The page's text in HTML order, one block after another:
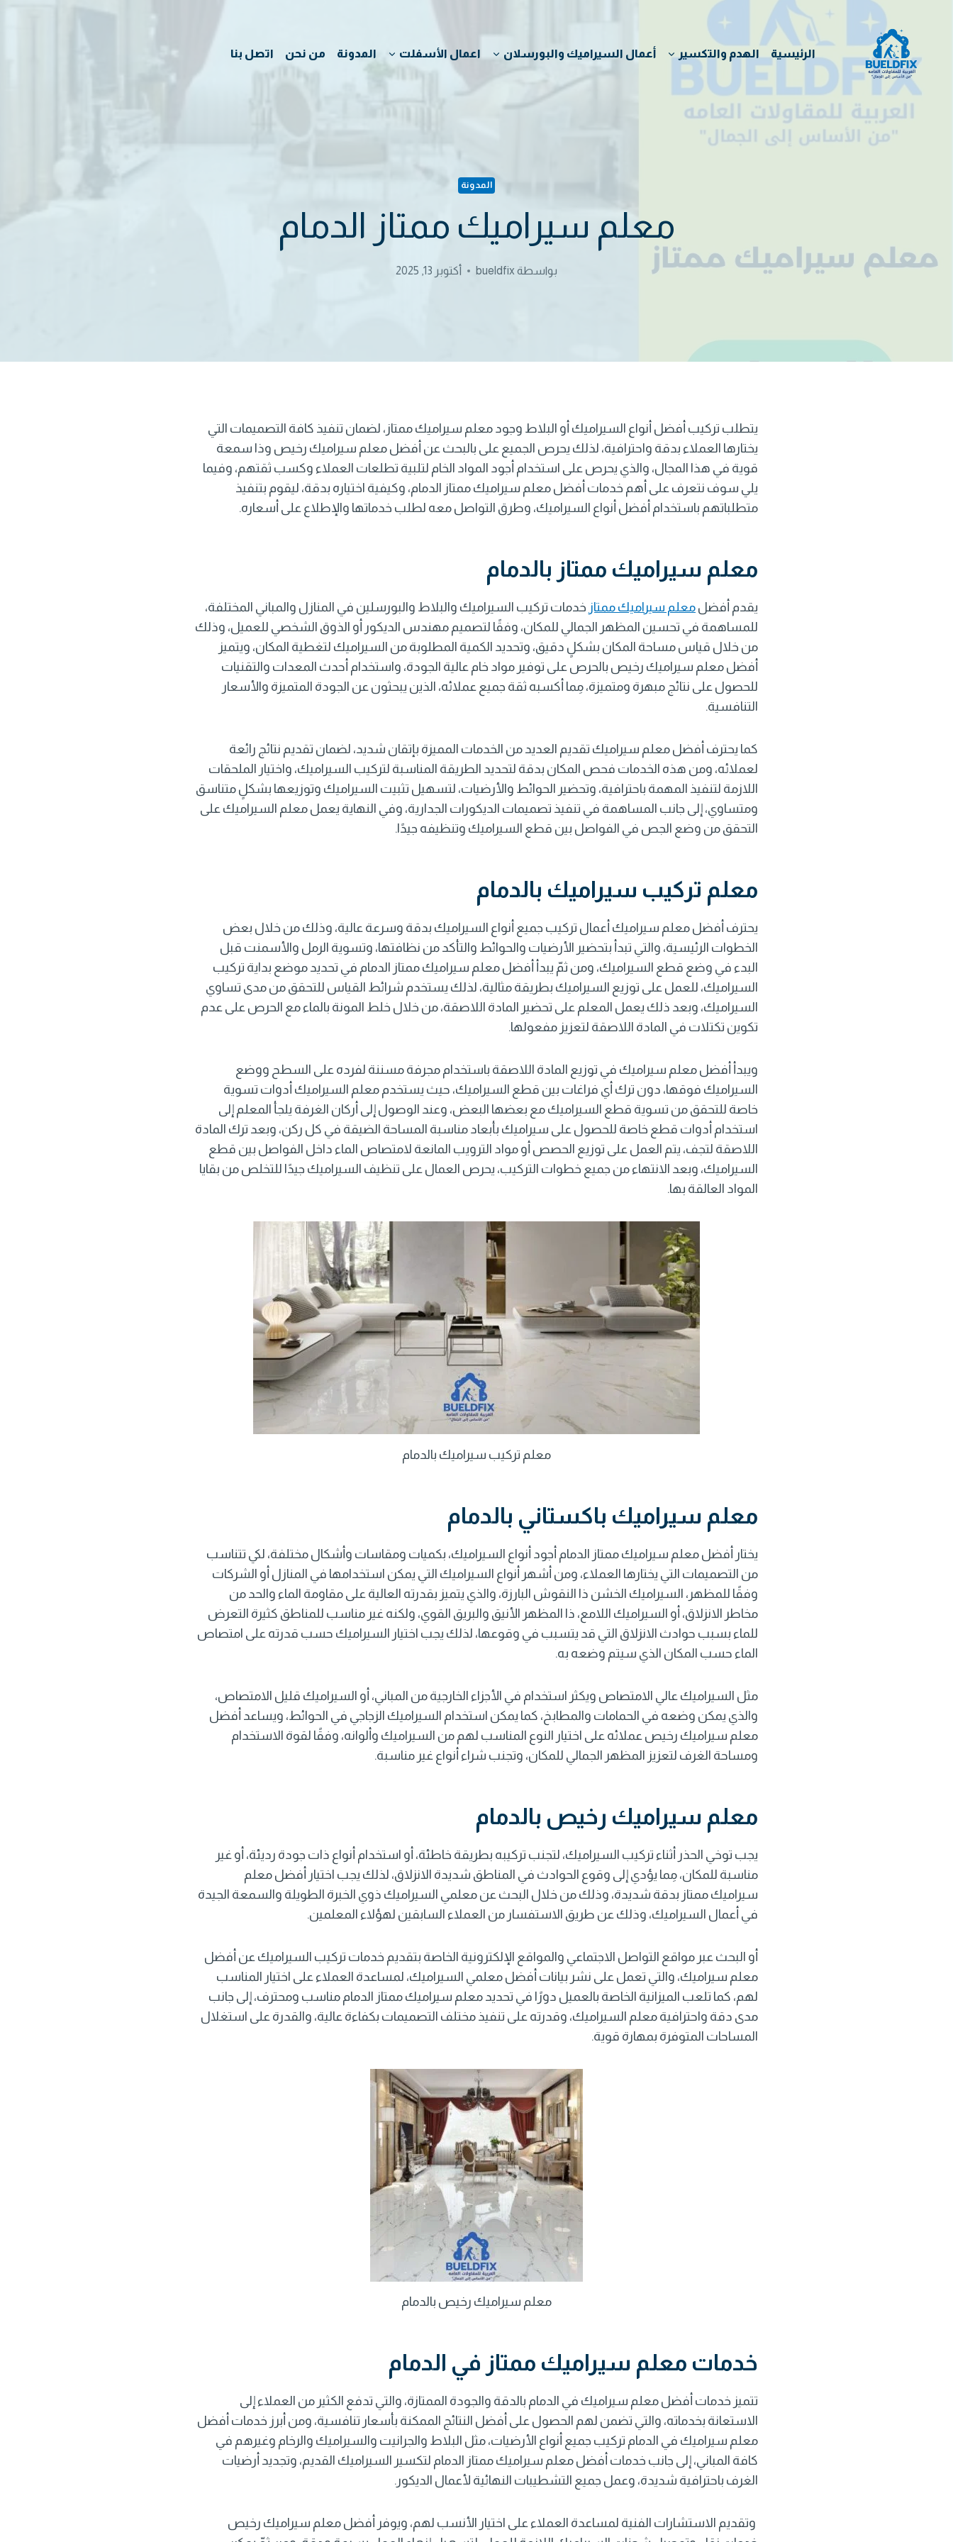
الرئيسية الهدم والتكسير أعمال السيراميك والبورسلان اعمال الأسفلت المدونة من نحن اتصل بنا
المدونة
معلم سيراميك ممتاز الدمام
بواسطة bueldfix أكتوبر 13, 2025
يتطلب تركيب أفضل أنواع السيراميك أو البلاط وجود معلم سيراميك ممتاز ، لضمان تنفيذ كافة التصميمات التي
يختارها العملاء بدقة واحترافية، لذلك يحرص الجميع على بالبحث عن أفضل معلم سيراميك رخيص وذا سمعة
قوية في هذا المجال، والذي يحرص على استخدام أجود المواد الخام لتلبية تطلعات العملاء وكسب ثقتهم، وفيما
يلي سوف نتعرف على أهم خدمات أفضل معلم سيراميك ممتاز الدمام، وكيفية اختياره بدقة، ليقوم بتنفيذ
متطلباتهم باستخدام أفضل أنواع السيراميك، وطرق التواصل معه لطلب خدماتها والإطلاع على أسعاره.
معلم سيراميك ممتاز بالدمام
يقدم أفضل معلم سيراميك ممتاز خدمات تركيب السيراميك والبلاط والبورسلين في المنازل والمباني المختلفة،
للمساهمة في تحسين المظهر الجمالي للمكان، وفقًا لتصميم مهندس الديكور أو الذوق الشخصي للعميل، وذلك
من خلال قياس مساحة المكان بشكلٍ دقيق، وتحديد الكمية المطلوبة من السيراميك لتغطية المكان، ويتميز
أفضل معلم سيراميك رخيص بالحرص على توفير مواد خام عالية الجودة، واستخدام أحدث المعدات والتقنيات
للحصول على نتائج مبهرة ومتميزة، مِما أكسبه ثقة جميع عملائه، الذين يبحثون عن الجودة المتميزة والأسعار
التنافسية.
كما يحترف أفضل معلم سيراميك تقديم العديد من الخدمات المميزة بإتقان شديد، لضمان تقديم نتائج رائعة
لعملائه، ومن هذه الخدمات فحص المكان بدقة لتحديد الطريقة المناسبة لتركيب السيراميك، واختيار الملحقات
اللازمة لتنفيذ المهمة باحترافية، وتحضير الحوائط والأرضيات، لتسهيل تثبيت السيراميك وتوزيعها بشكلٍ متناسق
ومتساوي، إلى جانب المساهمة في تنفيذ تصميمات الديكورات الجدارية، وفي النهاية يعمل معلم السيراميك على
التحقق من وضع الجص في الفواصل بين قطع السيراميك وتنظيفه جيدًا.
معلم تركيب سيراميك بالدمام
يحترف أفضل معلم سيراميك أعمال تركيب جميع أنواع السيراميك بدقة وسرعة عالية، وذلك من خلال بعض
الخطوات الرئيسية، والتي تبدأ بتحضير الأرضيات والحوائط والتأكد من نظافتها، وتسوية الرمل والأسمنت قبل
البدء في وضع قطع السيراميك، ومن ثمّ يبدأ أفضل معلم سيراميك ممتاز الدمام في تحديد موضع بداية تركيب
السيراميك، للعمل على توزيع السيراميك بطريقة مثالية، لذلك يستخدم شرائط القياس للتحقق من مدى تساوي
السيراميك، وبعد ذلك يعمل المعلم على تحضير المادة اللاصقة، من خلال خلط المونة بالماء مع الحرص على عدم
تكوين تكتلات في المادة اللاصقة لتعزيز مفعولها.
ويبدأ أفضل معلم سيراميك في توزيع المادة اللاصقة باستخدام مجرفة مسننة لفرده على السطح ووضع
السيراميك فوقها، دون ترك أي فراغات بين قطع السيراميك، حيث يستخدم معلم السيراميك أدوات تسوية
خاصة للتحقق من تسوية قطع السيراميك مع بعضها البعض، وعند الوصول إلى أركان الغرفة يلجأ المعلم إلى
استخدام أدوات قطع خاصة للحصول على سيراميك بأبعاد مناسبة المساحة الضيقة في كل ركن، وبعد ترك المادة
اللاصقة لتجف، يتم العمل على توزيع الحصص أو مواد الترويب المانعة لامتصاص الماء داخل الفواصل بين قطع
السيراميك، وبعد الانتهاء من جميع خطوات التركيب، يحرص العمال على تنظيف السيراميك جيدًا للتخلص من بقايا
المواد العالقة بها.
معلم تركيب سيراميك بالدمام
معلم سيراميك باكستاني بالدمام
يختار أفضل معلم سيراميك ممتاز الدمام أجود أنواع السيراميك، بكميات ومقاسات وأشكال مختلفة، لكي تتناسب
من التصميمات التي يختارها العملاء، ومن أشهر أنواع السيراميك التي يمكن استخدامها في المنازل أو الشركات
وفقًا للمظهر، السيراميك الخشن ذا النقوش البارزة، والذي يتميز بقدرته العالية على مقاومة الماء والحد من
مخاطر الانزلاق، أو السيراميك اللامع، ذا المظهر الأنيق والبريق القوي، ولكنه غير مناسب للمناطق كثيرة التعرض
للماء بسبب حوادث الانزلاق التي قد يتسبب في وقوعها، لذلك يجب اختيار السيراميك حسب قدرته على امتصاص
الماء حسب المكان الذي سيتم وضعه به.
مثل السيراميك عالي الامتصاص ويكثر استخدام في الأجزاء الخارجية من المباني، أو السيراميك قليل الامتصاص،
والذي يمكن وضعه في الحمامات والمطابخ، كما يمكن استخدام السيراميك الزجاجي في الحوائط، ويساعد أفضل
معلم سيراميك رخيص عملائه على اختيار النوع المناسب لهم من السيراميك وألوانه، وفقًا لقوة الاستخدام
ومساحة الغرف لتعزيز المظهر الجمالي للمكان، وتجنب شراء أنواع غير مناسبة.
معلم سيراميك رخيص بالدمام
يجب توخي الحذر أثناء تركيب السيراميك، لتجنب تركيبه بطريقة خاطئة، أو استخدام أنواع ذات جودة رديئة، أو غير
مناسبة للمكان، مِما يؤدي إلى وقوع الحوادث في المناطق شديدة الانزلاق، لذلك يجب اختيار أفضل معلم
سيراميك ممتاز بدقة شديدة، وذلك من خلال البحث عن معلمي السيراميك ذوي الخبرة الطويلة والسمعة الجيدة
في أعمال السيراميك، وذلك عن طريق الاستفسار من العملاء السابقين لهؤلاء المعلمين.
أو البحث عبر مواقع التواصل الاجتماعي والمواقع الإلكترونية الخاصة بتقديم خدمات تركيب السيراميك عن أفضل
معلم سيراميك، والتي تعمل على نشر بيانات أفضل معلمي السيراميك، لمساعدة العملاء على اختيار المناسب
لهم، كما تلعب الميزانية الخاصة بالعميل دورًا في تحديد معلم سيراميك ممتاز الدمام مناسب ومحترف، إلى جانب
مدى دقة واحترافية معلم السيراميك، وقدرته على تنفيذ مختلف التصميمات بكفاءة عالية، والقدرة على استغلال
المساحات المتوفرة بمهارة قوية.
معلم سيراميك رخيص بالدمام
خدمات معلم سيراميك ممتاز في الدمام
تتميز خدمات أفضل معلم سيراميك في الدمام بالدقة والجودة الممتازة، والتي تدفع الكثير من العملاء إلى
الاستعانة بخدماته، والتي تضمن لهم الحصول على أفضل النتائج الممكنة بأسعار تنافسية، ومن أبرز خدمات أفضل
معلم سيراميك في الدمام تركيب جميع أنواع الأرضيات، مثل البلاط والجرانيت والسيراميك والرخام وغيرهم في
كافة المباني، إلى جانب خدمات أفضل معلم سيراميك ممتاز الدمام لتكسير السيراميك القديم، وتجديد أرضيات
الغرف باحترافية شديدة، وعمل جميع التشطيبات النهائية لأعمال الديكور.
وتقديم الاستشارات الفنية لمساعدة العملاء على اختيار الأنسب لهم، ويوفر أفضل معلم سيراميك رخيص